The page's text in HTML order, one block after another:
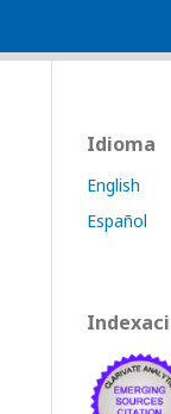
Idioma
English
Español